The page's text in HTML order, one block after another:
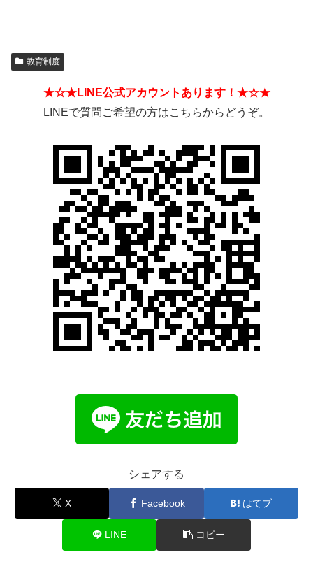
教育制度
★☆★LINE公式アカウントあります！★☆★
LINEで質問ご希望の方はこちらからどうぞ。
シェアする
X Facebook はてブ
LINE コピー